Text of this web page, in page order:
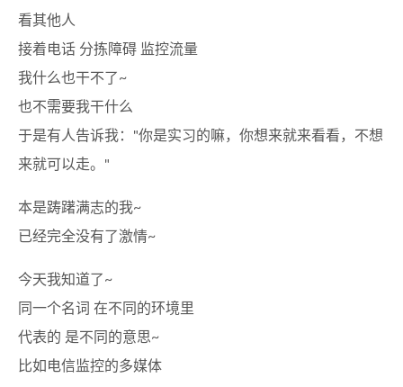
看其他人
接着电话 分拣障碍 监控流量
我什么也干不了~
也不需要我干什么
于是有人告诉我："你是实习的嘛，你想来就来看看，不想
来就可以走。"
本是踌躇满志的我~
已经完全没有了激情~
今天我知道了~
同一个名词 在不同的环境里
代表的 是不同的意思~
比如电信监控的多媒体